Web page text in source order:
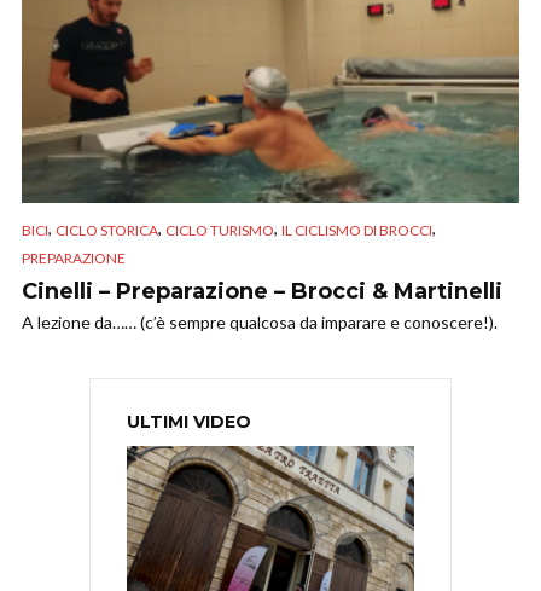
BICI, CICLO STORICA, CICLO TURISMO, IL CICLISMO DI BROCCI,
PREPARAZIONE
Cinelli – Preparazione – Brocci & Martinelli
A lezione da…… (c’è sempre qualcosa da imparare e conoscere!).
ULTIMI VIDEO